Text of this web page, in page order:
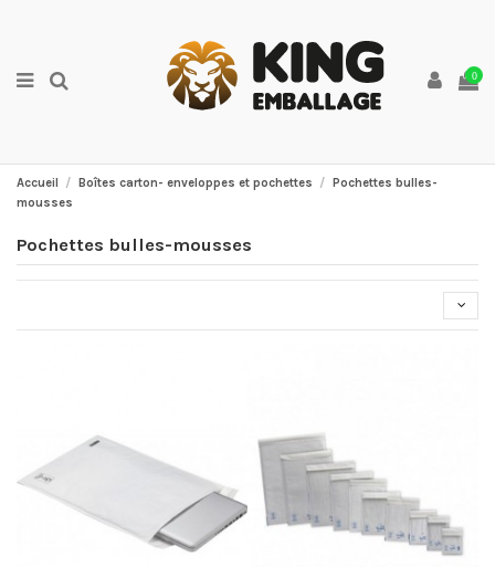
0
Accueil Boîtes carton- enveloppes et pochettes
Pochettes bulles-
mousses
Pochettes bulles-mousses